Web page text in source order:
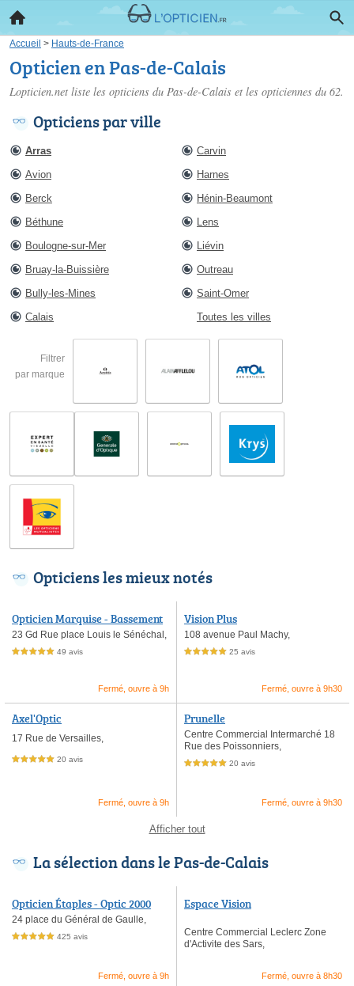
Accueil > Hauts-de-France
Opticien en Pas-de-Calais
Lopticien.net liste les opticiens du Pas-de-Calais et les opticiennes du 62.
Opticiens par ville
Arras
Avion
Berck
Béthune
Boulogne-sur-Mer
Bruay-la-Buissière
Bully-les-Mines
Calais
Carvin
Harnes
Hénin-Beaumont
Lens
Liévin
Outreau
Saint-Omer
Toutes les villes
Filtrer
par marque
Opticiens les mieux notés
Opticien Marquise - Bassement
Optique - Regards
23 Gd Rue place Louis le Sénéchal,
5,0 étoiles sur 5 49 avis
Fermé, ouvre à 9h
Vision Plus
108 avenue Paul Machy,
5,0 étoiles sur 5 25 avis
Fermé, ouvre à 9h30
Axel'Optic
17 Rue de Versailles,
5,0 étoiles sur 5 20 avis
Fermé, ouvre à 9h
Prunelle
Centre Commercial Intermarché 18
Rue des Poissonniers,
5,0 étoiles sur 5 20 avis
Fermé, ouvre à 9h30
Afficher tout
La sélection dans le Pas-de-Calais
Opticien Étaples - Optic 2000
24 place du Général de Gaulle,
5,0 étoiles sur 5 425 avis
Fermé, ouvre à 9h
Espace Vision
Centre Commercial Leclerc Zone
d'Activite des Sars,
Fermé, ouvre à 8h30